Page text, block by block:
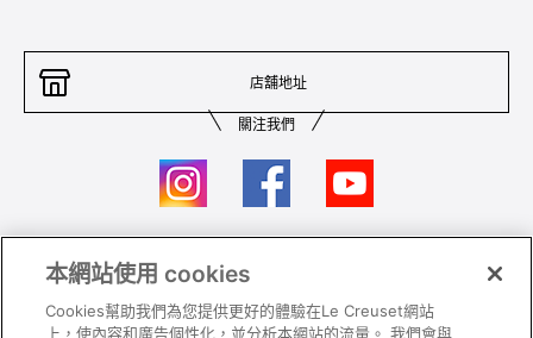
店舖地址
關注我們
聯絡我們
私隱政策 保養及使用
本網站使用 cookies
Cookies幫助我們為您提供更好的體驗在Le Creuset網站
上，使內容和廣告個性化，並分析本網站的流量。 我們會與